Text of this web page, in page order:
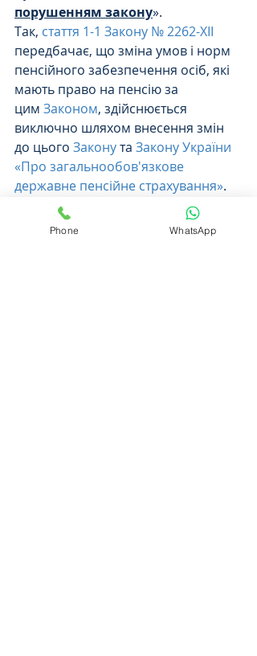
порушенням закону».
Так, стаття 1-1 Закону № 2262-XII
передбачає, що зміна умов і норм
пенсійного забезпечення осіб, які
мають право на пенсію за
цим Законом, здійснюється
виключно шляхом внесення змін
до цього Закону та Закону України
«Про загальнообов'язкове
державне пенсійне страхування».
При цьому, визначення видів
грошового забезпечення, які
Phone WhatsApp